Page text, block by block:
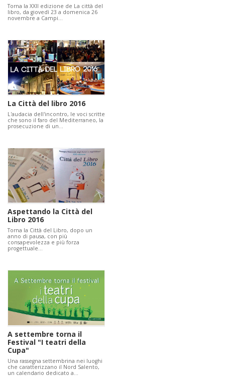
Torna la XXII edizione de La città del
libro, da giovedì 23 a domenica 26
novembre a Campi…
La Città del libro 2016
L'audacia dell'incontro, le voci scritte
che sono il faro del Mediterraneo, la
prosecuzione di un…
Aspettando la Città del
Libro 2016
Torna la Città del Libro, dopo un
anno di pausa, con più
consapevolezza e più forza
progettuale…
A settembre torna il
Festival "I teatri della
Cupa"
Una rassegna settembrina nei luoghi
che caratterizzano il Nord Salento,
un calendario dedicato a…